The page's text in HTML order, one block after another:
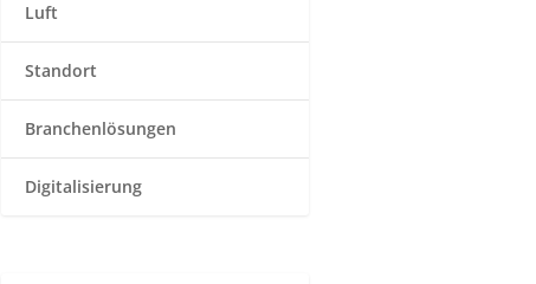
Luft
Standort
Branchenlösungen
Digitalisierung